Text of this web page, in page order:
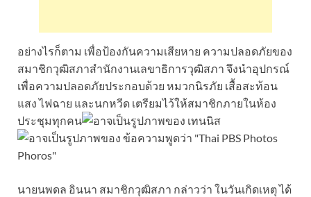
อย่างไรก็ตาม เพื่อป้องกันความเสียหาย ความปลอดภัยของ
สมาชิกวุฒิสภาสำนักงานเลขาธิการวุฒิสภา จึงนำอุปกรณ์
เพื่อความปลอดภัยประกอบด้วย หมวกนิรภัย เสื้อสะท้อน
แสง ไฟฉาย และนกหวีด เตรียมไว้ให้สมาชิกภายในห้อง
ประชุมทุกคน
นายนพดล อินนา สมาชิกวุฒิสภา กล่าวว่า ในวันเกิดเหตุ ได้